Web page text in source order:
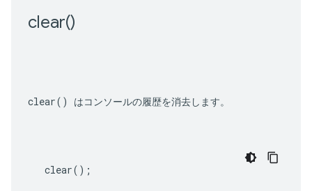
clear()
clear() はコンソールの履歴を消去します。
clear();